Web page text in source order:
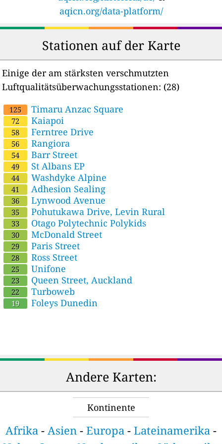
aqicn.org/data-platform/
Stationen auf der Karte
Einige der am stärksten verschmutzten
Luftqualitätsüberwachungsstationen: (28)
125 Timaru Anzac Square
72 Kaiapoi
58 Ferntree Drive
56 Rangiora
54 Barr Street
49 St Albans EP
44 Washdyke Alpine
41 Adhesion Sealing
36 Lynwood Avenue
35 Pohutukawa Drive, Levin Rural
33 Otago Polytechnic Polykids
30 McDonald Street
29 Paris Street
28 Ross Street
25 Unifone
23 Queen Street, Auckland
22 Turboweb
19 Foleys Dunedin
Andere Karten:
Kontinente
Afrika - Asien - Europa - Lateinamerika -